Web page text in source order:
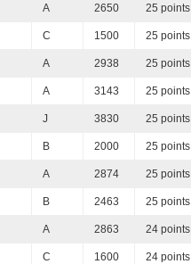
A 2650 25 points
C 1500 25 points
A 2938 25 points
A 3143 25 points
J 3830 25 points
B 2000 25 points
A 2874 25 points
B 2463 25 points
A 2863 24 points
C 1600 24 points